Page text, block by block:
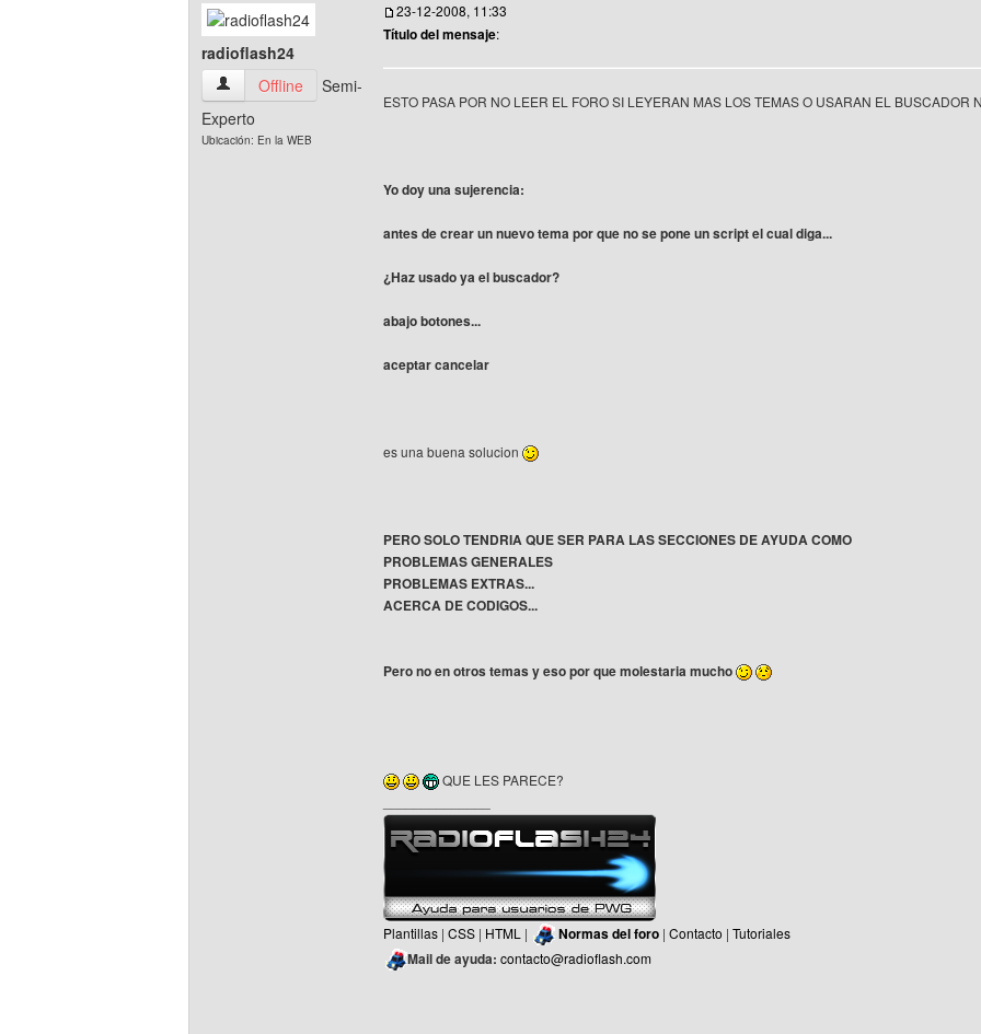
radioflash24
radioflash24 Ver perfil del usuario
Offline
Semi-
Experto
Ubicación: En la WEB
23-12-2008, 11:33
Título del mensaje:
ESTO PASA POR NO LEER EL FORO SI LEYERAN MAS LOS TEMAS O USARAN EL BUSCADOR
Yo doy una sujerencia:
antes de crear un nuevo tema por que no se pone un script el cual diga...
¿Haz usado ya el buscador?
abajo botones...
aceptar cancelar
es una buena solucion
PERO SOLO TENDRIA QUE SER PARA LAS SECCIONES DE AYUDA COMO
PROBLEMAS GENERALES
PROBLEMAS EXTRAS...
ACERCA DE CODIGOS...
Pero no en otros temas y eso por que molestaria mucho
QUE LES PARECE?
Plantillas | CSS | HTML | Normas del foro | Contacto | Tutoriales
Mail de ayuda: contacto@radioflash.com